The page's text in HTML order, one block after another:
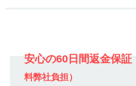
安心の60日間返金保証
料弊社負担）